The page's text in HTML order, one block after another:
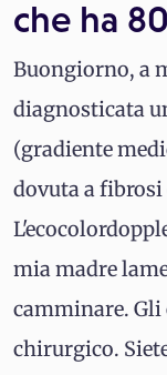
che ha
Buongiorno, a
diagnosticata
(gradiente
dovuta a
mia madre
camminare.
chirurgico.